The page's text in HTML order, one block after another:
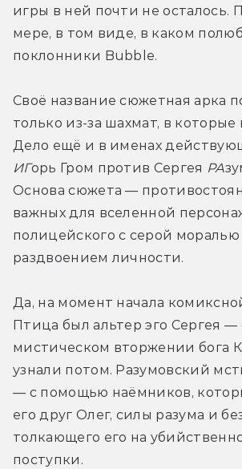
игры в ней почти не осталось.
мере, в том виде, в каком
поклонники Bubble.
Своё название сюжетная арка
только из-за шахмат, в которые
ИГорь Гром против Сергея РА
Основа сюжета —
важных для вселенной
полицейского с серой моралью
раздвоением личности.
Да, на момент начала
Птица был альтер эго Сергея —
мистическом вторжении бога
узнали потом. Разумовский
— с помощью наёмников,
его друг Олег, силы разума и
толкающего его на
поступки.